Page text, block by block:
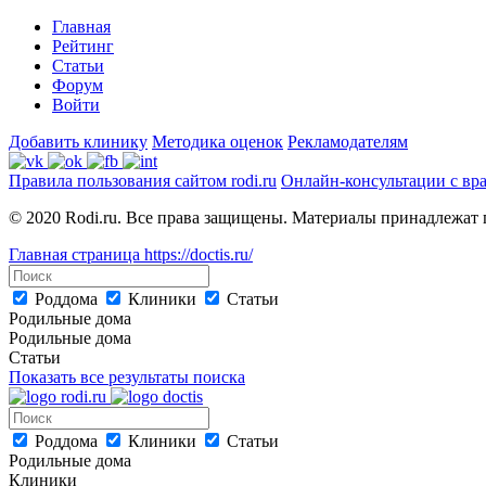
Главная
Рейтинг
Статьи
Форум
Войти
Добавить клинику Методика оценок Рекламодателям
Правила пользования сайтом rodi.ru Онлайн-консультации с
© 2020 Rodi.ru. Все права защищены. Материалы принадлежат
Главная страница https://doctis.ru/
Роддома Клиники
Статьи
Родильные дома
Родильные дома
Статьи
Показать все результаты поиска
Роддома Клиники
Статьи
Родильные дома
Клиники